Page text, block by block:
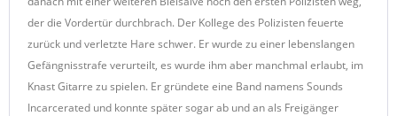
der die Vordertür durchbrach. Der Kollege des Polizisten feuerte
zurück und verletzte Hare schwer. Er wurde zu einer lebenslangen
Gefängnisstrafe verurteilt, es wurde ihm aber manchmal erlaubt, im
Knast Gitarre zu spielen. Er gründete eine Band namens Sounds
Incarcerated und konnte später sogar ab und an als Freigänger